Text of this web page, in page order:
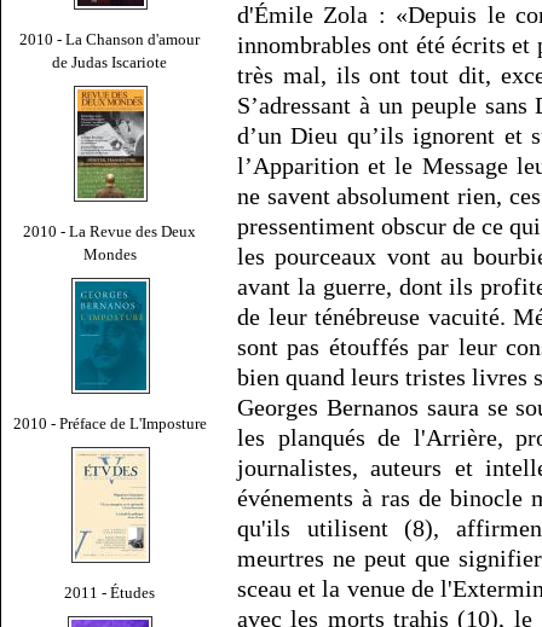
2010 - La Chanson d'amour
de Judas Iscariote
2010 - La Revue des Deux
Mondes
2010 - Préface de L'Imposture
2011 - Études
d'Émile Zola : «Depuis le
innombrables ont été écrits
très mal, ils ont tout dit,
S’adressant à un peuple
d’un Dieu qu’ils ignorent et
l’Apparition et le Message
ne savent absolument rien,
pressentiment obscur de ce
les pourceaux vont au
avant la guerre, dont ils
de leur ténébreuse vacuité.
sont pas étouffés par leur
bien quand leurs tristes livres
Georges Bernanos saura se
les planqués de l'Arrière,
journalistes, auteurs et
événements à ras de
qu'ils utilisent (8),
meurtres ne peut que
sceau et la venue de
avec les morts trahis (10), le